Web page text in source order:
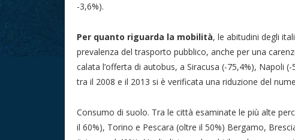
-3,6%).
Per quanto riguarda la mobilità, le abitudini degli
prevalenza del trasporto pubblico, anche per una
calata l’offerta di autobus, a Siracusa (-75,4%), Napoli
tra il 2008 e il 2013 si è verificata una riduzione del
Consumo di suolo. Tra le città esaminate le più alte
il 60%), Torino e Pescara (oltre il 50%) Bergamo,